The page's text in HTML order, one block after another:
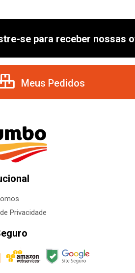
se para receber nossas
Meus Pedidos
Privacidade